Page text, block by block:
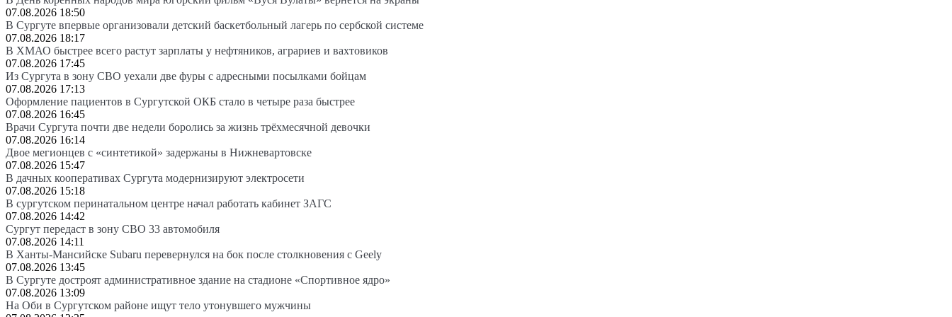
07.08.2026 18:50
В Сургуте впервые организовали детский баскетбольный лагерь по сербской системе
07.08.2026 18:17
В ХМАО быстрее всего растут зарплаты у нефтяников, аграриев и вахтовиков
07.08.2026 17:45
Из Сургута в зону СВО уехали две фуры с адресными посылками бойцам
07.08.2026 17:13
Оформление пациентов в Сургутской ОКБ стало в четыре раза быстрее
07.08.2026 16:45
Врачи Сургута почти две недели боролись за жизнь трёхмесячной девочки
07.08.2026 16:14
Двое мегионцев с «синтетикой» задержаны в Нижневартовске
07.08.2026 15:47
В дачных кооперативах Сургута модернизируют электросети
07.08.2026 15:18
В сургутском перинатальном центре начал работать кабинет ЗАГС
07.08.2026 14:42
Сургут передаст в зону СВО 33 автомобиля
07.08.2026 14:11
В Ханты-Мансийске Subaru перевернулся на бок после столкновения с Geely
07.08.2026 13:45
В Сургуте достроят административное здание на стадионе «Спортивное ядро»
07.08.2026 13:09
На Оби в Сургутском районе ищут тело утонувшего мужчины